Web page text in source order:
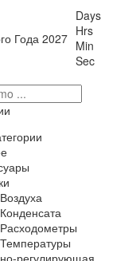
Года 2027
Days
Hrs
Min
Sec
Воздуха
Конденсата
Расходометры
Температуры
регулирующая